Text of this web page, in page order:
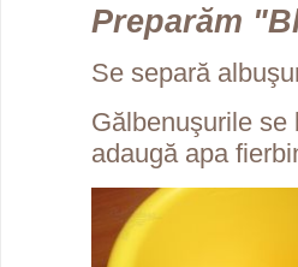
Preparăm
Se separă
Gălbenuşurile se
adaugă apa